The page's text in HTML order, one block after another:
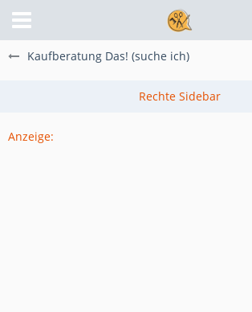
Kaufberatung Das! (suche ich)
Anzeige: